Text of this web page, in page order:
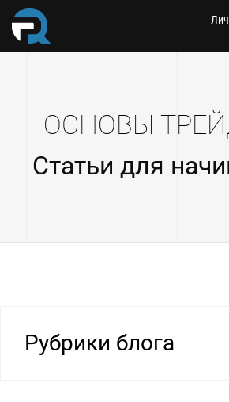
ОСНОВЫ
Статьи для
Рубрики блога